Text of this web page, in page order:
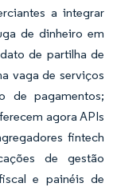
a integrar
de dinheiro em
de partilha de
vaga de serviços
de pagamentos;
agora APIs
fintech
de gestão
e painéis de